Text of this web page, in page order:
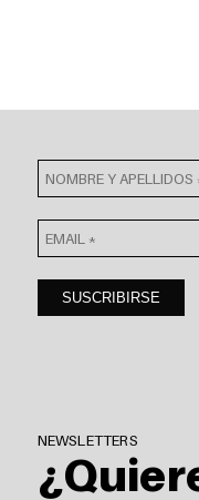
NEWSLETTERS